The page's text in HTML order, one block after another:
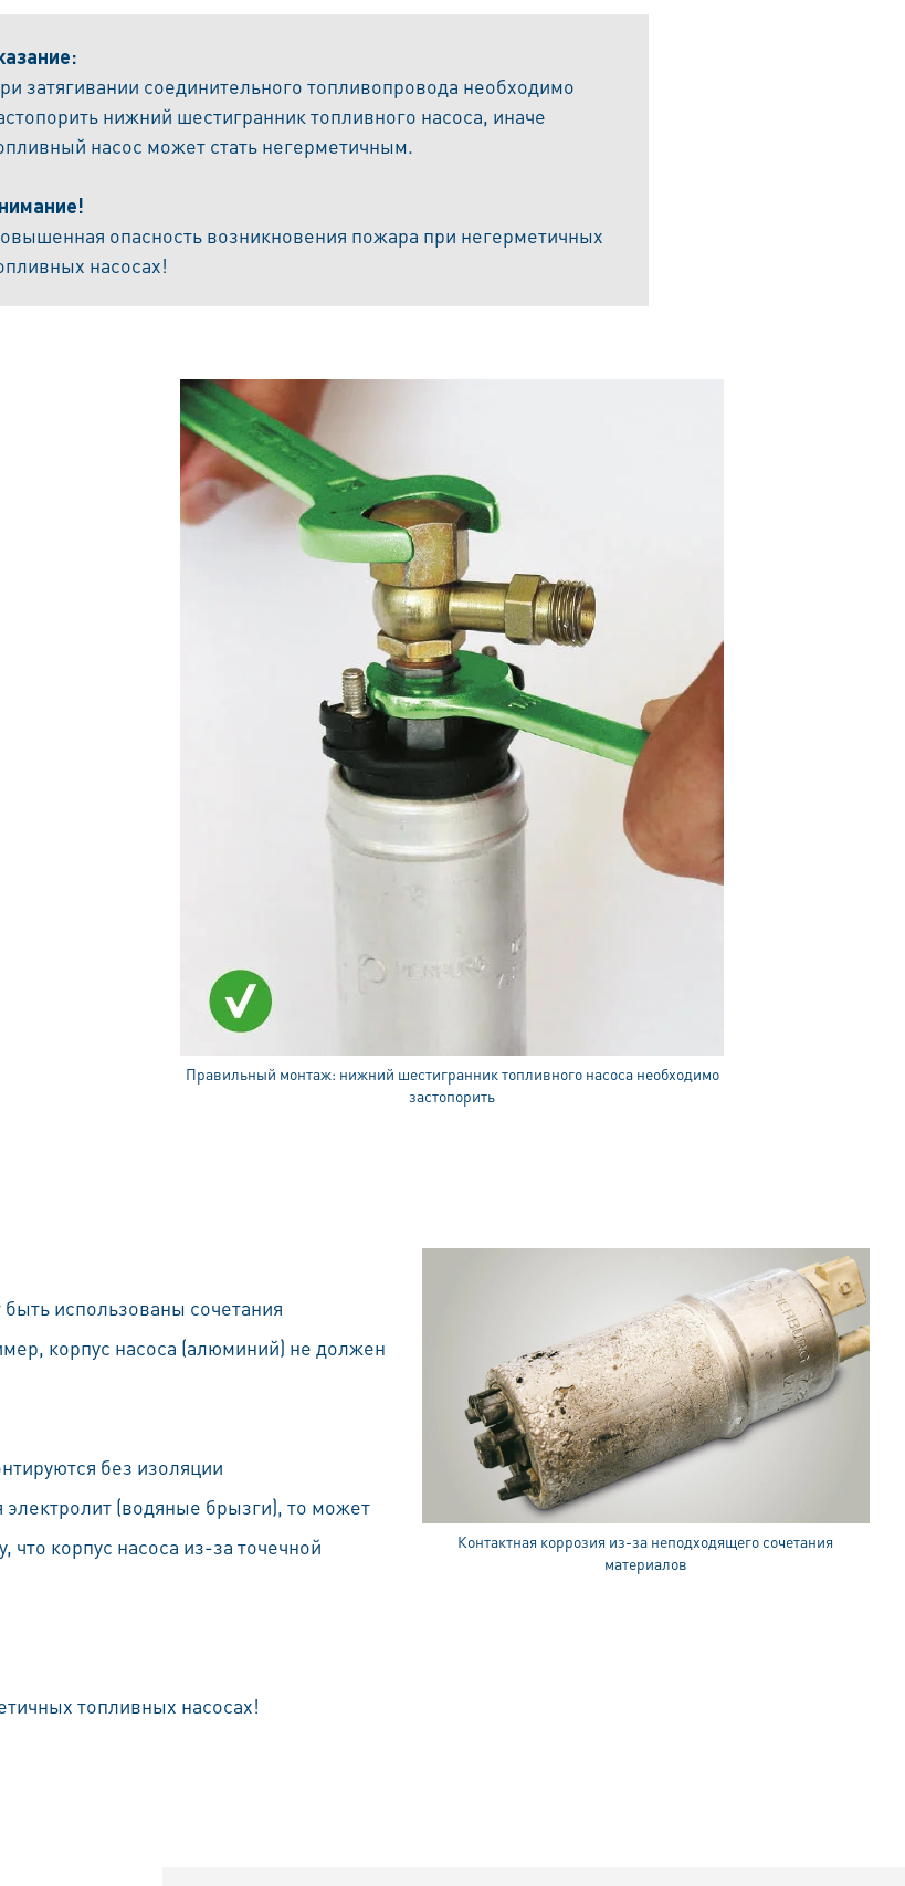
затягивании соединительного топливопровода необходимо
нижний шестигранник топливного насоса, иначе
насос может стать негерметичным.
опасность возникновения пожара при негерметичных
насосах!
Правильный монтаж: нижний шестигранник топливного насоса необходимо
застопорить
использованы сочетания
корпус насоса (алюминий) не должен
без изоляции
(водяные брызги), то может
что корпус насоса из-за точечной
топливных насосах!
Контактная коррозия из-за неподходящего сочетания
материалов